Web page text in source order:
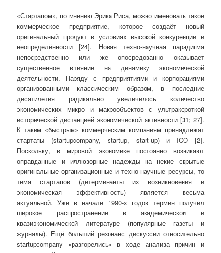
«Стартапом», по мнению Эрика Риса, можно именовать такое
коммерческое предприятие, которое создаёт новый
оригинальный продукт в условиях высокой конкуренции и
неопределённости [24]. Новая техно-научная парадигма
непосредственно или же опосредованно оказывает
существенное влияние на динамику экономической
деятельности. Наряду с предприятиями и корпорациями
организованными классическим образом, в последние
десятилетия радикально увеличилось количество
экономических микро и макрообъектов с ультракороткой
исторической дистанцией экономической активности [31; 27].
К таким «быстрым» коммерческим компаниям принадлежат
стартапы (startupcompany, startup, start-up) и ICO [2].
Поскольку, в мировой экономике постоянно возникают
оправданные и иллюзорные надежды на некие скрытые
оригинальные организационные и техно-научные ресурсы, то
тема стартапов (детерминанты их возникновения и
экономическая эффективность) является весьма
актуальной. Уже в начале 1990-х годов термин получил
широкое распространение в академической и
квазиэкономической литературе (популярные газеты и
журналы). Ещё больший резонанс дискуссии относительно
startupcompany «разгорелись» в ходе анализа причин и